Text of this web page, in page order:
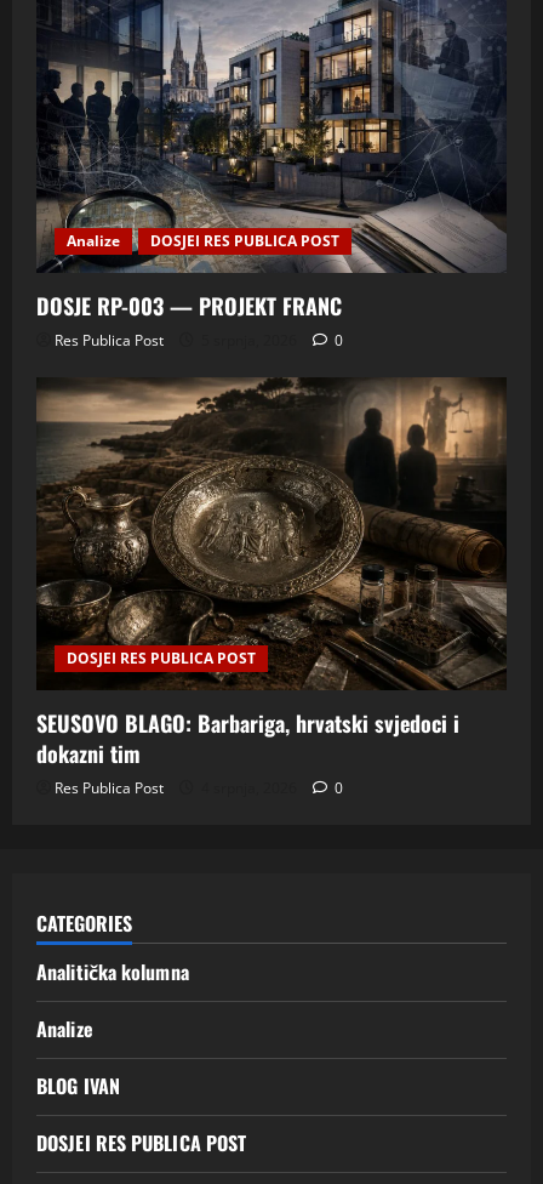
Analize DOSJEI RES PUBLICA POST
DOSJE RP-003 — PROJEKT FRANC
Res Publica Post 0
DOSJEI RES PUBLICA POST
SEUSOVO BLAGO: Barbariga, hrvatski svjedoci i
dokazni tim
Res Publica Post 0
CATEGORIES
Analitička kolumna
Analize
BLOG IVAN
DOSJEI RES PUBLICA POST